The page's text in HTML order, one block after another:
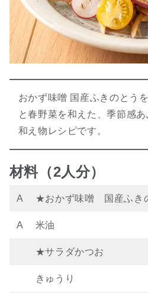
おかず味噌 国産ふきのとう
と春野菜を和えた、季節感
和え物レシピです。
材料（2人分）
A ★おかず味噌 国産ふき
A 米油
★サラダかつお
きゅうり